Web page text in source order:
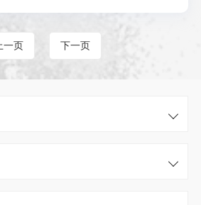
省长蔡朝林主持大会。
一页 下一页